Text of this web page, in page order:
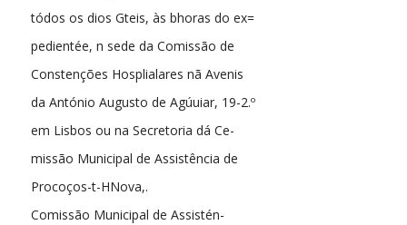
tódos os dios Gteis, às bhoras do ex=
pedientée, n sede da Comissão de
Constenções Hosplialares nã Avenis
da António Augusto de Agúuiar, 19-2.º
em Lisbos ou na Secretoria dá Ce-
missão Municipal de Assistência de
Procoços-t-HNova,.
Comissão Municipal de Assistén-